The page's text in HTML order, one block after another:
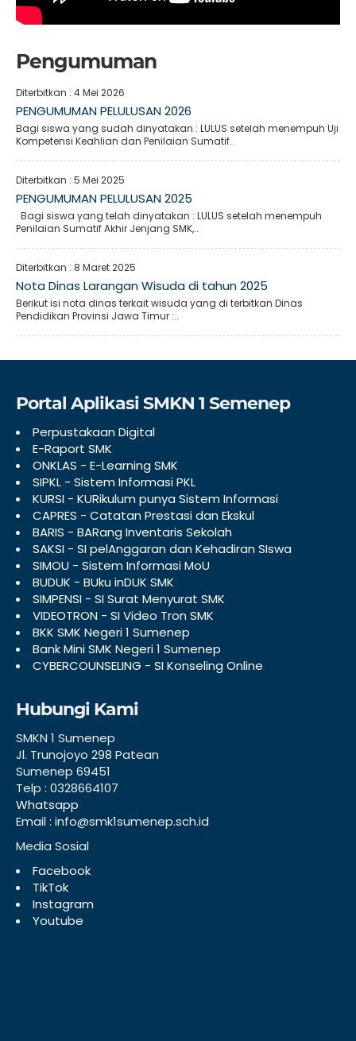
Pengumuman
Diterbitkan : 4 Mei 2026
PENGUMUMAN PELULUSAN 2026
Bagi siswa yang sudah dinyatakan : LULUS setelah menempuh Uji
Kompetensi Keahlian dan Penilaian Sumatif..
Diterbitkan : 5 Mei 2025
PENGUMUMAN PELULUSAN 2025
Bagi siswa yang telah dinyatakan : LULUS setelah menempuh
Penilaian Sumatif Akhir Jenjang SMK,..
Diterbitkan : 8 Maret 2025
Nota Dinas Larangan Wisuda di tahun 2025
Berikut isi nota dinas terkait wisuda yang di terbitkan Dinas
Pendidikan Provinsi Jawa Timur :..
Portal Aplikasi SMKN 1 Semenep
Perpustakaan Digital
E-Raport SMK
ONKLAS - E-Learning SMK
SIPKL - Sistem Informasi PKL
KURSI - KURikulum punya Sistem Informasi
CAPRES - Catatan Prestasi dan Ekskul
BARIS - BARang Inventaris Sekolah
SAKSI - SI pelAnggaran dan Kehadiran SIswa
SIMOU - Sistem Informasi MoU
BUDUK - BUku inDUK SMK
SIMPENSI - SI Surat Menyurat SMK
VIDEOTRON - SI Video Tron SMK
BKK SMK Negeri 1 Sumenep
Bank Mini SMK Negeri 1 Sumenep
CYBERCOUNSELING - SI Konseling Online
Hubungi Kami
SMKN 1 Sumenep
Jl. Trunojoyo 298 Patean
Sumenep 69451
Telp : 0328664107
Whatsapp
Email : info@smk1sumenep.sch.id
Media Sosial
Facebook
TikTok
Instagram
Youtube